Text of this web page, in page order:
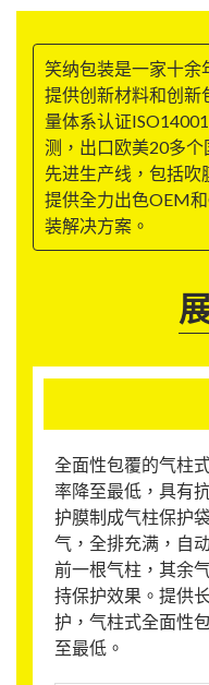
笑纳包装是一家十余
提供创新材料和创新
量体系认证
测，出口欧美20多
先进生产线，包括吹
提供全力出色OEM
装解决方案。
全面性包覆的气柱
率降至最低，具有
护膜制成气柱保护
气，全排充满，自
前一根气柱，其余
持保护效果。提供
护，气柱式全面性
至最低。